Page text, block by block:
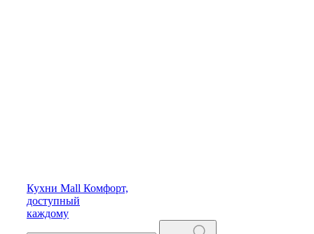
Кухни Mall Комфорт,
доступный
каждому